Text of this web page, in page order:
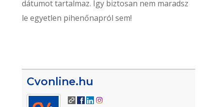
dátumot tartalmaz. Így biztosan nem maradsz
le egyetlen pihenőnapról sem!
Cvonline.hu